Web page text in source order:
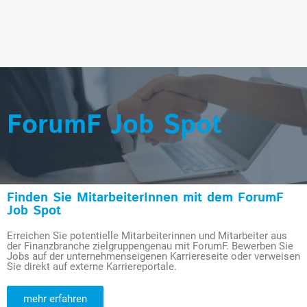
ForumF Job Spot
Finden Sie MitarbeiterInnen mit dem ForumF
Job Spot
Erreichen Sie potentielle Mitarbeiterinnen und Mitarbeiter aus
der Finanzbranche zielgruppengenau mit ForumF. Bewerben Sie
Jobs auf der unternehmenseigenen Karriereseite oder verweisen
Sie direkt auf externe Karriereportale.
mehr erfahren